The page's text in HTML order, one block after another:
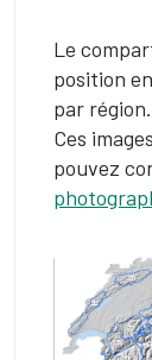
Le
position
par région.
Ces
pouvez